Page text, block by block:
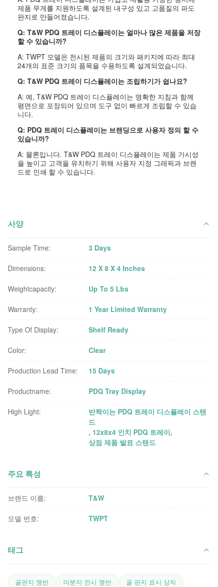
제품 무게를 지원하도록 설계된 내구성 있고 고품질의 파도
판지로 만들어졌습니다.
Q: T&W PDQ 트레이 디스플레이는 얼마나 많은 제품을 저장
할 수 있습니까?
A: TWPT 모델은 전시된 제품의 크기와 패키지에 따라 최대
24개의 표준 크기의 품목을 수용하도록 설계되었습니다.
Q: T&W PDQ 트레이 디스플레이는 조립하기가 쉽나요?
A: 예, T&W PDQ 트레이 디스플레이는 명확한 지침과 함께
평면으로 포장되어 있으며 도구 없이 빠르게 조립할 수 있습
니다.
Q: PDQ 트레이 디스플레이는 브랜딩으로 사용자 정의 할 수
있습니까?
A: 물론입니다. T&W PDQ 트레이 디스플레이는 제품 가시성
을 높이고 고객을 유치하기 위해 사용자 지정 그래픽과 브랜
드로 인쇄 할 수 있습니다.
사양
Sample Time: 3 Days
Dimensions: 12 X 8 X 4 Inches
Weightcapacity: Up To 5 Lbs
Warranty: 1 Year Limited Warranty
Type Of Display: Shelf Ready
Color: Clear
Production Lead Time: 15 Days
Productname: PDQ Tray Display
High Light:
반짝이는 PDQ 트레이 디스플레이 스탠
드
, 12x8x4 인치 PDQ 트레이,
상점 제품 발표 스탠드
주요 특성
브랜드 이름: T&W
모델 번호: TWPT
태그
골판지 쟁반 마분지 전시 쟁반 골 판지 표시 상자